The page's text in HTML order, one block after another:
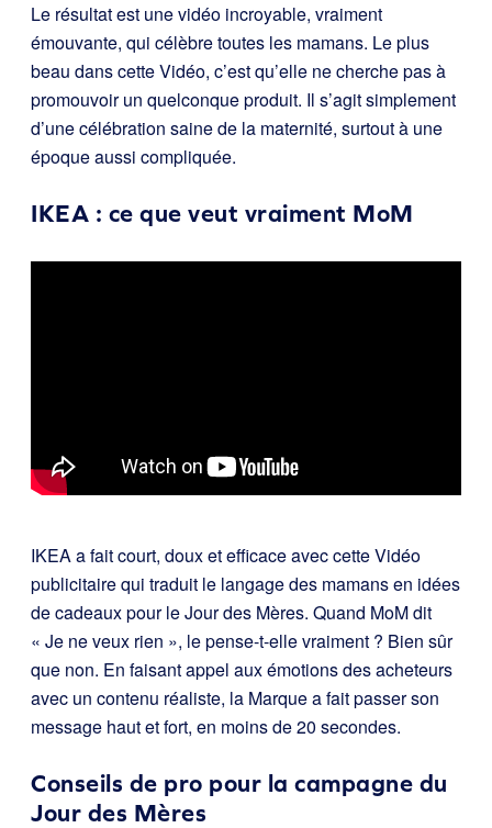
Le résultat est une vidéo incroyable, vraiment
émouvante, qui célèbre toutes les mamans. Le plus
beau dans cette Vidéo, c’est qu’elle ne cherche pas à
promouvoir un quelconque produit. Il s’agit simplement
d’une célébration saine de la maternité, surtout à une
époque aussi compliquée.
IKEA : ce que veut vraiment MoM
IKEA a fait court, doux et efficace avec cette Vidéo
publicitaire qui traduit le langage des mamans en idées
de cadeaux pour le Jour des Mères. Quand MoM dit
« Je ne veux rien », le pense-t-elle vraiment ? Bien sûr
que non. En faisant appel aux émotions des acheteurs
avec un contenu réaliste, la Marque a fait passer son
message haut et fort, en moins de 20 secondes.
Conseils de pro pour la campagne du
Jour des Mères